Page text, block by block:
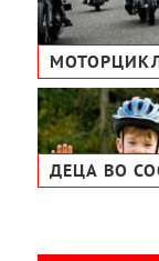
ДЕЦА ВО